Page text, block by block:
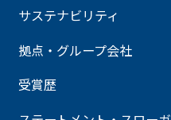
サステナビリティ
拠点・グループ会社
受賞歴